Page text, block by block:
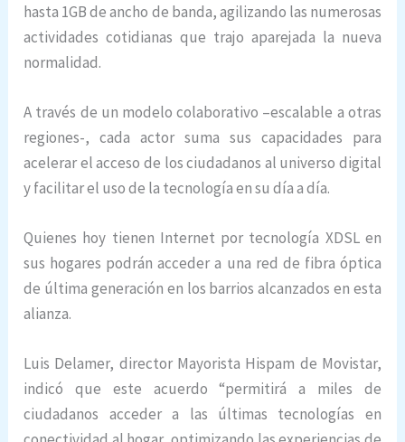
hasta 1GB de ancho de banda, agilizando las numerosas
actividades cotidianas que trajo aparejada la nueva
normalidad.
A través de un modelo colaborativo –escalable a otras
regiones-, cada actor suma sus capacidades para
acelerar el acceso de los ciudadanos al universo digital
y facilitar el uso de la tecnología en su día a día.
Quienes hoy tienen Internet por tecnología XDSL en
sus hogares podrán acceder a una red de fibra óptica
de última generación en los barrios alcanzados en esta
alianza.
Luis Delamer, director Mayorista Hispam de Movistar,
indicó que este acuerdo “permitirá a miles de
ciudadanos acceder a las últimas tecnologías en